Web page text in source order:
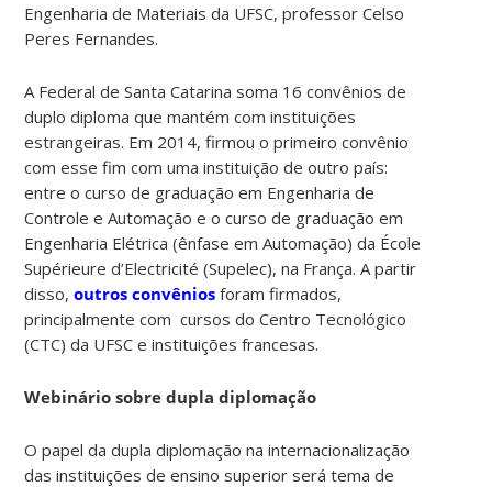
Engenharia de Materiais da UFSC, professor Celso
Peres Fernandes.
A Federal de Santa Catarina soma 16 convênios de
duplo diploma que mantém com instituições
estrangeiras. Em 2014, firmou o primeiro convênio
com esse fim com uma instituição de outro país:
entre o curso de graduação em Engenharia de
Controle e Automação e o curso de graduação em
Engenharia Elétrica (ênfase em Automação) da École
Supérieure d’Electricité (Supelec), na França. A partir
disso,outros convênios foram firmados,
principalmente com cursos do Centro Tecnológico
(CTC) da UFSC e instituições francesas.
Webinário sobre dupla diplomação
O papel da dupla diplomação na internacionalização
das instituições de ensino superior será tema de